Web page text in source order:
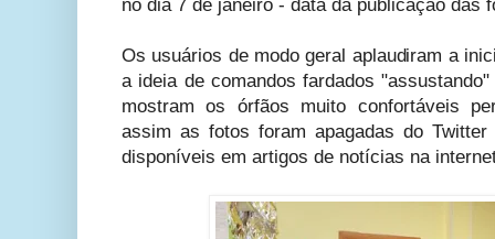
no dia 7 de janeiro - data da publicação das
Os usuários de modo geral aplaudiram a
a ideia de comandos fardados
mostram os órfãos muito confortáveis
assim as fotos foram apagadas do
disponíveis em artigos de notícias na